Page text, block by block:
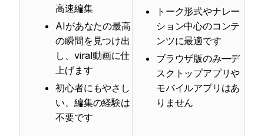
高速編集
AIがあなたの最高
の瞬間を見つけ出
し、viral動画に仕
上げます
初心者にもやさし
い、編集の経験は
不要です
トーク形式やナレー
ション中心のコンテ
ンツに最適です
ブラウザ版のみ—デ
スクトップアプリや
モバイルアプリはあ
りません